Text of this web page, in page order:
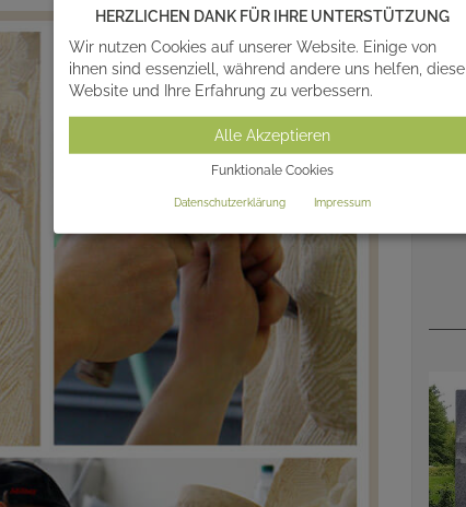
HERZLICHEN DANK FÜR IHRE UNTERSTÜTZUNG
Wir nutzen Cookies auf unserer Website. Einige von
ihnen sind essenziell, während andere uns helfen, diese
Website und Ihre Erfahrung zu verbessern.
Alle Akzeptieren
Funktionale Cookies
Datenschutzerklärung Impressum